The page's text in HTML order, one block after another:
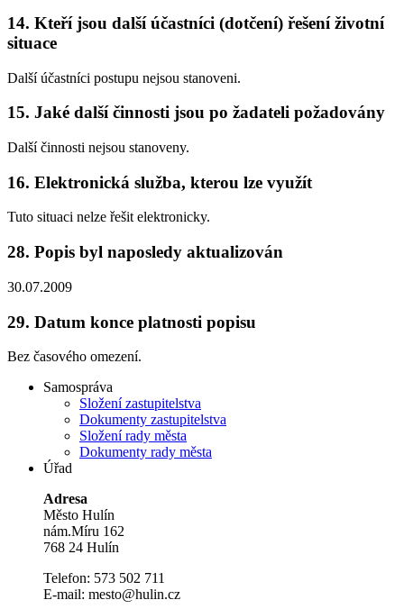
14. Kteří jsou další účastníci (dotčení) řešení životní
situace
Další účastníci postupu nejsou stanoveni.
15. Jaké další činnosti jsou po žadateli požadovány
Další činnosti nejsou stanoveny.
16. Elektronická služba, kterou lze využít
Tuto situaci nelze řešit elektronicky.
28. Popis byl naposledy aktualizován
30.07.2009
29. Datum konce platnosti popisu
Bez časového omezení.
Samospráva
Složení zastupitelstva
Dokumenty zastupitelstva
Složení rady města
Dokumenty rady města
Úřad
Adresa
Město Hulín
nám.Míru 162
768 24 Hulín
Telefon: 573 502 711
E-mail: mesto@hulin.cz